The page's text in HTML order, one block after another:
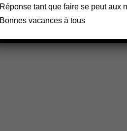
Réponse tant que faire se peut aux
Bonnes vacances à tous